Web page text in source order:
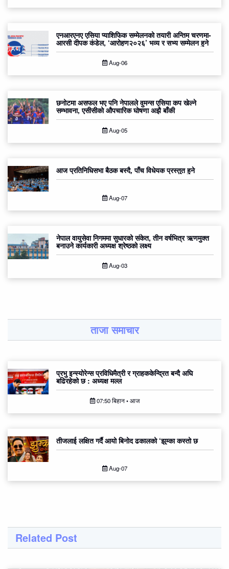
एनआरएनए एसिया प्याशिफिक सम्मेलनको तयारी अन्तिम चरणमा-
आरसी दीपक कंडेल, ‘आरोहण२०२६’ भव्य र सभ्य सम्मेलन हुने
Aug-06
छनोटमा असफल भए पनि नेपालले वुमन्स एसिया कप खेल्ने
सम्भावना, एसीसीको औपचारिक घोषणा अझै बाँकी
Aug-05
आज प्रतिनिधिसभा बैठक बस्दै, पाँच विधेयक प्रस्तुत हुने
Aug-07
नेपाल वायुसेवा निगममा सुधारको संकेत, तीन वर्षभित्र ऋणमुक्त
बनाउने कार्यकारी अध्यक्ष श्रेष्ठको लक्ष्य
Aug-03
ताजा समाचार
प्रभु इन्स्योरेन्स प्रविधिमैत्री र ग्राहककेन्द्रित बन्दै अघि
बढिरहेको छ : अध्यक्ष मल्ल
07:50 बिहान • आज
तीजलाई लक्षित गर्दै आयो बिनोद ढकालको ‘झुम्का कस्तो छ
Aug-07
Related Post